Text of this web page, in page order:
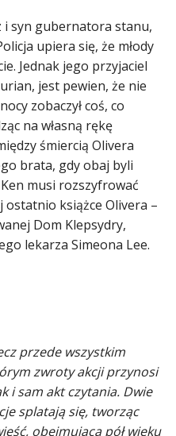
i syn gubernatora stanu,
upiera się, że młody
Jednak jego przyjaciel
jest pewien, że nie
zobaczył coś, co
na własną rękę
śmiercią Olivera
brata, gdy obaj byli
musi rozszyfrować
książce Olivera –
Dom Klepsydry,
lekarza Simeona Lee.
przede wszystkim
zwroty akcji przynosi
i sam akt czytania. Dwie
splatają się, tworząc
obejmującą pół wieku